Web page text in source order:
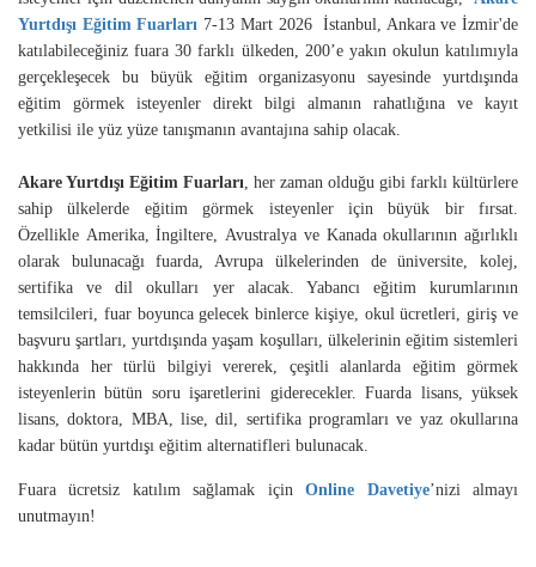
Yurtdışı Eğitim Fuarları 7-13 Mart 2026 İstanbul, Ankara ve İzmir'de
katılabileceğiniz fuara 30 farklı ülkeden, 200’e yakın okulun katılımıyla
gerçekleşecek bu büyük eğitim organizasyonu sayesinde yurtdışında
eğitim görmek isteyenler direkt bilgi almanın rahatlığına ve kayıt
yetkilisi ile yüz yüze tanışmanın avantajına sahip olacak.
Akare Yurtdışı Eğitim Fuarları, her zaman olduğu gibi farklı kültürlere
sahip ülkelerde eğitim görmek isteyenler için büyük bir fırsat.
Özellikle Amerika, İngiltere, Avustralya ve Kanada okullarının ağırlıklı
olarak bulunacağı fuarda, Avrupa ülkelerinden de üniversite, kolej,
sertifika ve dil okulları yer alacak. Yabancı eğitim kurumlarının
temsilcileri, fuar boyunca gelecek binlerce kişiye, okul ücretleri, giriş ve
başvuru şartları, yurtdışında yaşam koşulları, ülkelerinin eğitim sistemleri
hakkında her türlü bilgiyi vererek, çeşitli alanlarda eğitim görmek
isteyenlerin bütün soru işaretlerini giderecekler. Fuarda lisans, yüksek
lisans, doktora, MBA, lise, dil, sertifika programları ve yaz okullarına
kadar bütün yurtdışı eğitim alternatifleri bulunacak.
Fuara ücretsiz katılım sağlamak için Online Davetiye’nizi almayı
unutmayın!